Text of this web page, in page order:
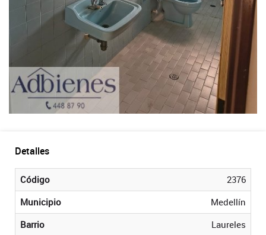
Detalles
Código
2376
Municipio
Medellín
Barrio
Laureles